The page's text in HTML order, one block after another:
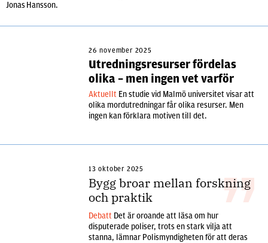
Jonas Hansson.
26 november 2025
Utredningsresurser fördelas
olika – men ingen vet varför
Aktuellt En studie vid Malmö universitet visar att
olika mordutredningar får olika resurser. Men
ingen kan förklara motiven till det.
13 oktober 2025
Bygg broar mellan forskning
och praktik
Debatt Det är oroande att läsa om hur
disputerade poliser, trots en stark vilja att
stanna, lämnar Polismyndigheten för att deras